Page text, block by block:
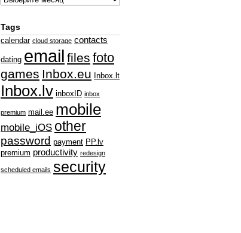
Tags
calendar cloud storage contacts
dating email files foto
games Inbox.eu Inbox.lt
Inbox.lv inboxID inbox
premium mail.ee mobile
mobile_iOS other
password payment PP.lv
premium productivity redesign
scheduled emails security